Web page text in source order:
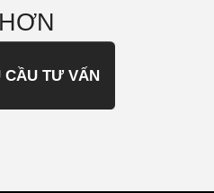
CẦU TƯ VẤN